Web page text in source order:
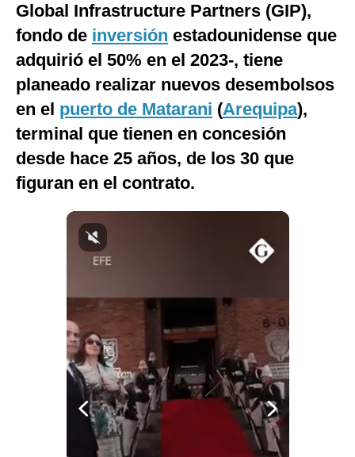
Gestión TV
Videos
Fotogalerías
gestion.pe
Privacidad
Global Infrastructure Partners (GIP),
fondo de inversión estadounidense que
adquirió el 50% en el 2023-, tiene
planeado realizar nuevos desembolsos
en el puerto de Matarani (Arequipa),
terminal que tienen en concesión
desde hace 25 años, de los 30 que
figuran en el contrato.